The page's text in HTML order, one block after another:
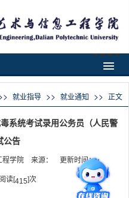
就业指导 >> 就业通知 >> 正文
系统考试录用公务员（人民警
公告
程学院 来源： 更新时间：
读[415]次